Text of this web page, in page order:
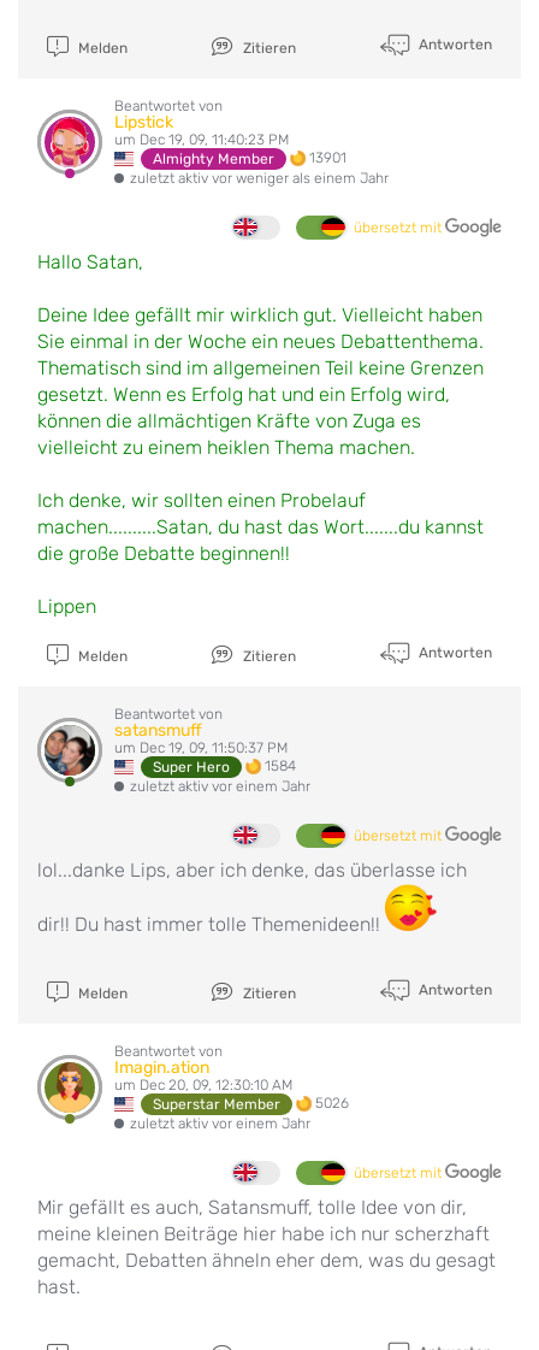
Melden Zitieren Antworten
Beantwortet von
Lipstick
um Dec 19, 09, 11:40:23 PM
Almighty Member
13901
zuletzt aktiv vor weniger als einem Jahr
übersetzt mit
Hallo Satan,
Deine Idee gefällt mir wirklich gut. Vielleicht haben
Sie einmal in der Woche ein neues Debattenthema.
Thematisch sind im allgemeinen Teil keine Grenzen
gesetzt. Wenn es Erfolg hat und ein Erfolg wird,
können die allmächtigen Kräfte von Zuga es
vielleicht zu einem heiklen Thema machen.
Ich denke, wir sollten einen Probelauf
machen..........Satan, du hast das Wort.......du kannst
die große Debatte beginnen!!
Lippen
Melden Zitieren Antworten
Beantwortet von
satansmuff
um Dec 19, 09, 11:50:37 PM
Super Hero
1584
zuletzt aktiv vor einem Jahr
übersetzt mit
lol...danke Lips, aber ich denke, das überlasse ich
dir!! Du hast immer tolle Themenideen!!
Melden Zitieren Antworten
Beantwortet von
Imagin.ation
um Dec 20, 09, 12:30:10 AM
Superstar Member
5026
zuletzt aktiv vor einem Jahr
übersetzt mit
Mir gefällt es auch, Satansmuff, tolle Idee von dir,
meine kleinen Beiträge hier habe ich nur scherzhaft
gemacht, Debatten ähneln eher dem, was du gesagt
hast.